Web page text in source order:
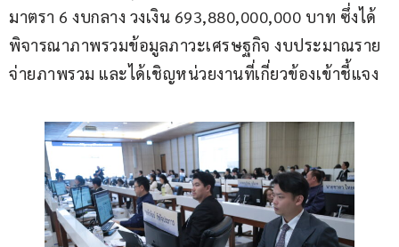
มาตรา 6 งบกลาง วงเงิน 693,880,000,000 บาท ซึ่งได้
พิจารณาภาพรวมข้อมูลภาวะเศรษฐกิจ งบประมาณราย
จ่ายภาพรวม และได้เชิญหน่วยงานที่เกี่ยวข้องเข้าชี้แจง